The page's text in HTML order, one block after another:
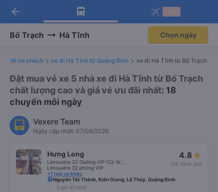
Tải app Vexere ngay!
Nhận ưu đãi thành viên độc
Mở app
Tải app Vexere
-30k/ghế khi đặt vé máy bay qua
Mở app
arrow_back
Bố Trạch Hà Tĩnh Chọn ngày
Vé xe khách xe đi Hà Tĩnh từ Quảng Bình xe đi Hà Tĩnh từ Bố Trạch
Đặt mua vé xe 5 nhà xe đi Hà Tĩnh từ Bố Trạch
chất lượng cao và giá vé ưu đãi nhất: 18
chuyến mỗi ngày
Vexere Team
Ngày cập nhật: 07/08/2026
Hưng Long
Limousine 32 phòng VIP
+1 loại xe khác
4.8
(55 đánh giá)
Nguyễn Tất Thành, Kiến Giang, Lệ Thủy, Quảng Bình
3 giờ 40 phút